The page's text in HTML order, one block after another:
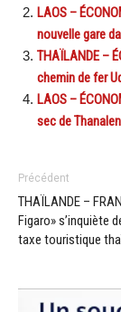
LAOS –
nouvelle gare
THAÏLANDE –
chemin de fer
LAOS –
sec de
Précédent
THAÏLANDE –
Figaro» s’inquiète
taxe touristique